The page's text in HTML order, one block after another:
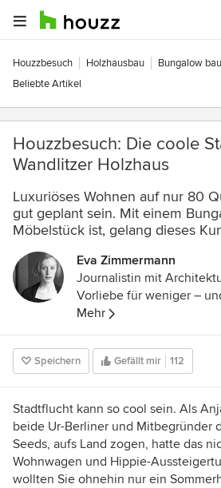
Houzzbesuch Holzhausbau Bungalow
Beliebte Artikel
Houzzbesuch: Die coole
Wandlitzer Holzhaus
Luxuriöses Wohnen auf nur 80
gut geplant sein. Mit einem
Möbelstück ist, gelang dieses
Eva Zimmermann
Journalistin mit
Vorliebe für weniger –
mehr.
Mehr
Speichern Gefällt mir 112
Stadtflucht kann so cool sein. Als
beide Ur-Berliner und Mitbegründer
Seeds, aufs Land zogen, hatte das
Wohnwagen und Hippie-
wollten Sie ohnehin nur ein